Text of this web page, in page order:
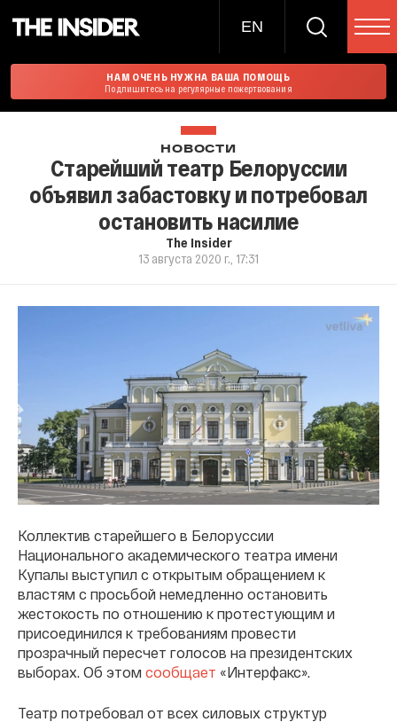
EN
НАМ ОЧЕНЬ НУЖНА ВАША ПОМОЩЬ
Подпишитесь на регулярные пожертвования
НОВОСТИ
Старейший театр Белоруссии
объявил забастовку и потребовал
остановить насилие
The Insider
13 августа 2020 г., 17:31
Коллектив старейшего в Белоруссии
Национального академического театра имени
Купалы выступил с открытым обращением к
властям с просьбой немедленно остановить
жестокость по отношению к протестующим и
присоединился к требованиям провести
прозрачный пересчет голосов на президентских
выборах. Об этом сообщает «Интерфакс».
Театр потребовал от всех силовых структур